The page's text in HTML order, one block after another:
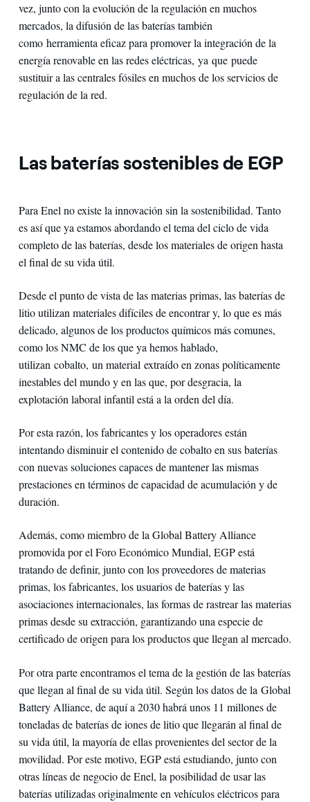
vez, junto con la evolución de la regulación en muchos
mercados, la difusión de las baterías también
como herramienta eficaz para promover la integración de la
energía renovable en las redes eléctricas, ya que puede
sustituir a las centrales fósiles en muchos de los servicios de
regulación de la red.
Las baterías sostenibles de EGP
Para Enel no existe la innovación sin la sostenibilidad. Tanto
es así que ya estamos abordando el tema del ciclo de vida
completo de las baterías, desde los materiales de origen hasta
el final de su vida útil.
Desde el punto de vista de las materias primas, las baterías de
litio utilizan materiales difíciles de encontrar y, lo que es más
delicado, algunos de los productos químicos más comunes,
como los NMC de los que ya hemos hablado,
utilizan cobalto, un material extraído en zonas políticamente
inestables del mundo y en las que, por desgracia, la
explotación laboral infantil está a la orden del día.
Por esta razón, los fabricantes y los operadores están
intentando disminuir el contenido de cobalto en sus baterías
con nuevas soluciones capaces de mantener las mismas
prestaciones en términos de capacidad de acumulación y de
duración.
Además, como miembro de la Global Battery Alliance
promovida por el Foro Económico Mundial, EGP está
tratando de definir, junto con los proveedores de materias
primas, los fabricantes, los usuarios de baterías y las
asociaciones internacionales, las formas de rastrear las materias
primas desde su extracción, garantizando una especie de
certificado de origen para los productos que llegan al mercado.
Por otra parte encontramos el tema de la gestión de las baterías
que llegan al final de su vida útil. Según los datos de la Global
Battery Alliance, de aquí a 2030 habrá unos 11 millones de
toneladas de baterías de iones de litio que llegarán al final de
su vida útil, la mayoría de ellas provenientes del sector de la
movilidad. Por este motivo, EGP está estudiando, junto con
otras líneas de negocio de Enel, la posibilidad de usar las
baterías utilizadas originalmente en vehículos eléctricos para